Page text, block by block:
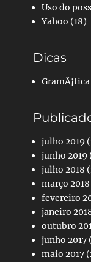
Uso do
Yahoo (18)
Dicas
julho 2019
junho 2019
julho 2018
março 2018
fevereiro
janeiro
outubro
junho 2017
maio 2017